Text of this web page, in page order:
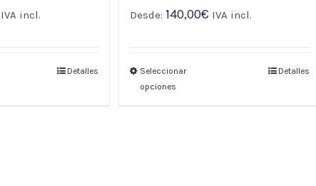
IVA incl.
Detalles
Desde: 140,00€ IVA incl.
Seleccionar
opciones
Detalles